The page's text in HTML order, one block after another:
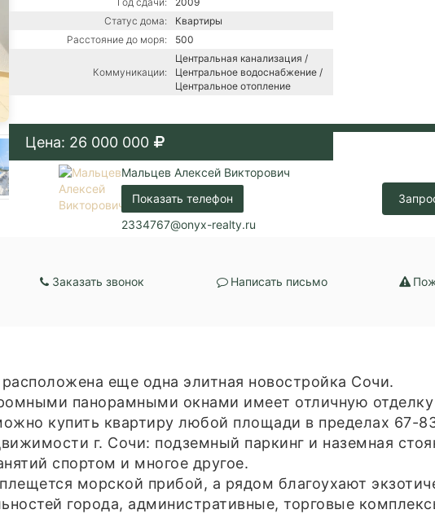
Статус дома:
Квартиры
Расстояние до моря:
500
Коммуникации:
Центральная канализация /
Центральное водоснабжение /
Центральное отопление
Цена: 26 000 000
Мальцев Алексей Викторович
Показать телефон
2334767@onyx-realty.ru
Заказать звонок Написать письмо
еще одна элитная новостройка Сочи.
панорамными окнами имеет отличную
купить квартиру любой площади в пределах 67-
г. Сочи: подземный паркинг и наземная
спортом и многое другое.
морской прибой, а рядом благоухают
города, административные, торговые